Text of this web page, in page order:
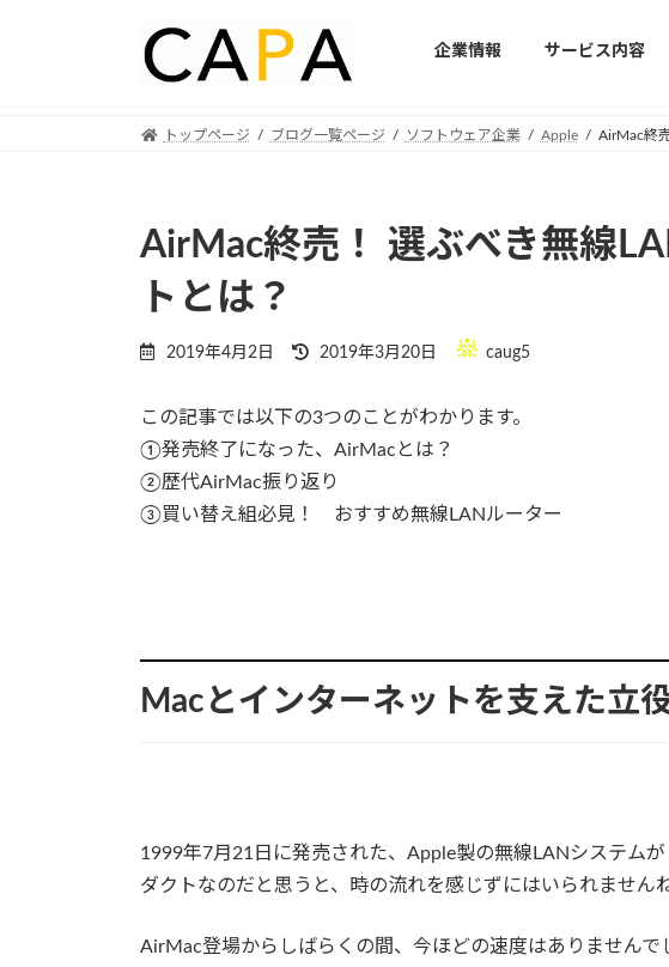
企業情報 サービス内容
トップページ ブログ一覧ページ ソフトウェア企業 Apple AirMac終
AirMac終売！ 選ぶべき無線
トとは？
2019年4月2日
Last
updated
2019年3月20日 caug5
この記事では以下の3つのことがわかります。
①発売終了になった、AirMacとは？
②歴代AirMac振り返り
③買い替え組必見！ おすすめ無線LANルーター
Macとインターネットを支えた立
1999年7月21日に発売された、Apple製の無線LANシステム
ダクトなのだと思うと、時の流れを感じずにはいられませんね
AirMac登場からしばらくの間、今ほどの速度はありません